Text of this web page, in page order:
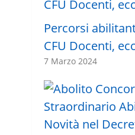
Percorsi
CFU Docenti,
7 Marzo 2024